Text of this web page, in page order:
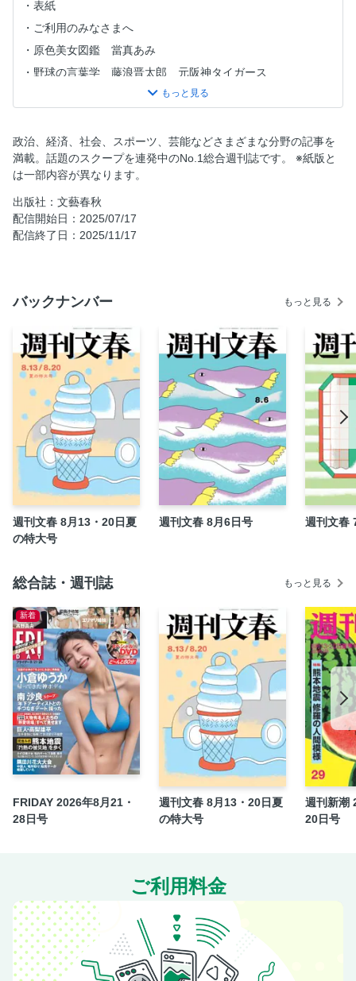
表紙
ご利用のみなさまへ
原色美女図鑑 當真あみ
野球の言葉学 藤浪晋太郎 元阪神タイガース
サイバーエージェント社長 藤田晋のリーチ・ツモ・ドラ１
師匠はつらいよ 杉本昌隆
そこからですか!? 池上 彰
新聞不信
食味探検隊
いまなんつった？ 宮藤官九郎
日々我人間 桜 玉吉
タンマ君 東海林さだお
この味 平松洋子
ツチヤの口車 土屋賢二
言霊USA 町山智浩
沢村さん家のこんな毎日 益田ミリ
夜明けのハントレス 河﨑秋子
てこずるパズル
竜馬がゆく 鈴ノ木ユウ
川柳のらりくらり 柳家喬太郎
言葉尻とらえ隊 能町みね子
人生エロエロ みうらじゅん
マンガ党宣言！ 宇垣美里
文春図書館
ワイド 神隠し あの人に婚約報告 橋本環奈フジ月９で「お
むすび」タッグ再び
４会社で社長 村上信五 農業、ＡⅠ、地方創生で“脱アイドル”
「今から行く」新宿マンション死体遺棄犯人の狂気ＬⅠＮＥ
ＺＯＺＯ前澤 養育費で４億円申告漏れの子育て事情
東証上場 タオル業界の風雲児の“鬼パワハラ音声”
伊藤理佐のおんなの窓／読者より／表紙はうたう（和田誠）
週刊文春 the Style
政治、経済、社会、スポーツ、芸能などさまざまな分野の記事を
満載。話題のスクープを連発中のNo.1総合週刊誌です。 ※紙版と
は一部内容が異なります。
出版社：文藝春秋
配信開始日：2025/07/17
配信終了日：2025/11/17
バックナンバー もっと見る
週刊文春 8月13・20日夏
の特大号
週刊文春 8月6日号 週刊文春
総合誌・週刊誌 もっと見る
新着
FRIDAY 2026年8月21・
28日号
週刊文春 8月13・20日夏
の特大号
週刊新潮
20日号
ご利用料金